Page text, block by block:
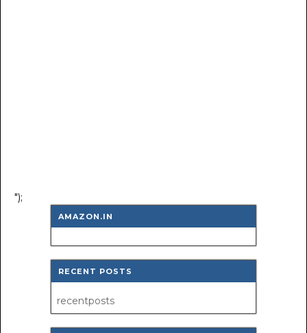
");
AMAZON.IN
RECENT POSTS
recentposts